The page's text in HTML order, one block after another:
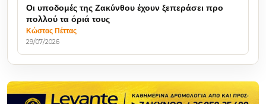
Οι υποδομές της Ζακύνθου έχουν ξεπεράσει προ
πολλού τα όριά τους
Κώστας Πέττας
29/07/2026